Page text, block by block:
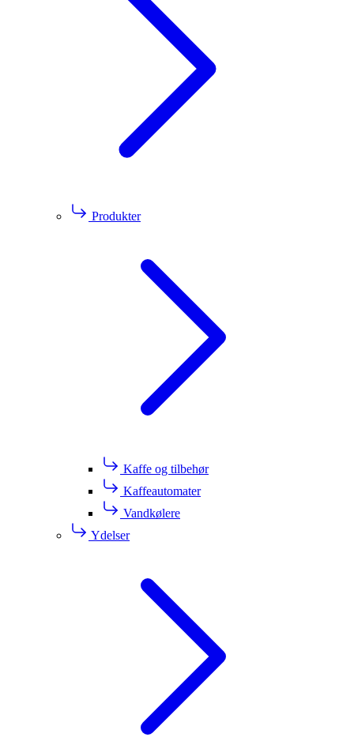
Produkter
Kaffe og tilbehør
Kaffeautomater
Vandkølere
Ydelser